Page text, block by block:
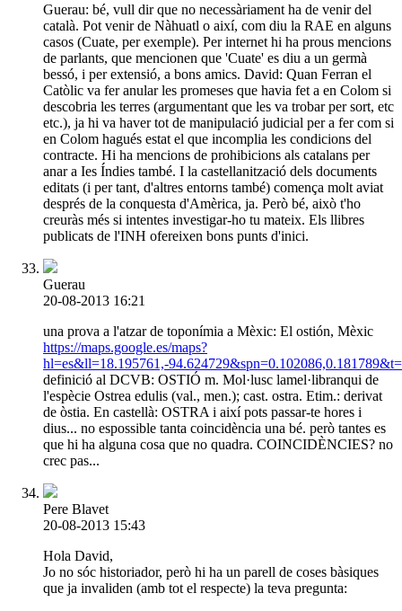
Guerau: bé, vull dir que no necessàriament ha de venir del
català. Pot venir de Nàhuatl o així, com diu la RAE en alguns
casos (Cuate, per exemple). Per internet hi ha prous mencions
de parlants, que mencionen que 'Cuate' es diu a un germà
bessó, i per extensió, a bons amics. David: Quan Ferran el
Catòlic va fer anular les promeses que havia fet a en Colom si
descobria les terres (argumentant que les va trobar per sort, etc
etc.), ja hi va haver tot de manipulació judicial per a fer com si
en Colom hagués estat el que incomplia les condicions del
contracte. Hi ha mencions de prohibicions als catalans per
anar a Ies Índies també. I la castellanització dels documents
editats (i per tant, d'altres entorns també) comença molt aviat
després de la conquesta d'Amèrica, ja. Però bé, això t'ho
creuràs més si intentes investigar-ho tu mateix. Els llibres
publicats de l'INH ofereixen bons punts d'inici.
Guerau
20-08-2013 16:21
una prova a l'atzar de toponímia a Mèxic: El ostión, Mèxic
https://maps.google.es/maps?
hl=es&ll=18.195761,-
definició al DCVB: OSTIÓ m. Mol·lusc lamel·libranqui de
l'espècie Ostrea edulis (val., men.); cast. ostra. Etim.: derivat
de òstia. En castellà: OSTRA i així pots passar-te hores i
dius... no espossible tanta coincidència una bé. però tantes es
que hi ha alguna cosa que no quadra. COINCIDÈNCIES? no
crec pas...
Pere Blavet
20-08-2013 15:43
Hola David,
Jo no sóc historiador, però hi ha un parell de coses bàsiques
que ja invaliden (amb tot el respecte) la teva pregunta: